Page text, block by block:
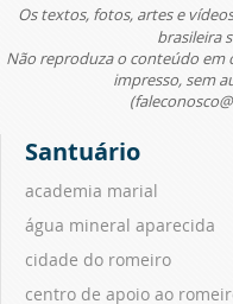
Os textos, fotos, artes e
brasileira
Não reproduza o conteúdo em
impresso, sem
Santuário
academia marial
água mineral aparecida
cidade do romeiro
centro de apoio ao